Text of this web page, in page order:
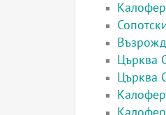
Църква
Църква